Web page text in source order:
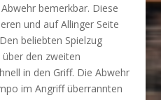
bemerkbar. Diese
und auf Allinger Seite
beliebten Spielzug
den zweiten
in den Griff. Die Abwehr
im Angriff überrannten